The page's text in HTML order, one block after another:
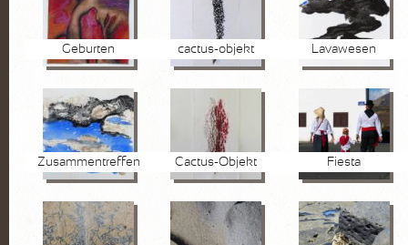
Geburten cactus-objekt Lavawesen
Zusammentreffen Cactus-Objekt Fiesta